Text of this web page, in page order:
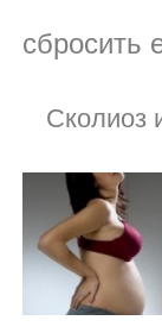
сбросить
Сколиоз